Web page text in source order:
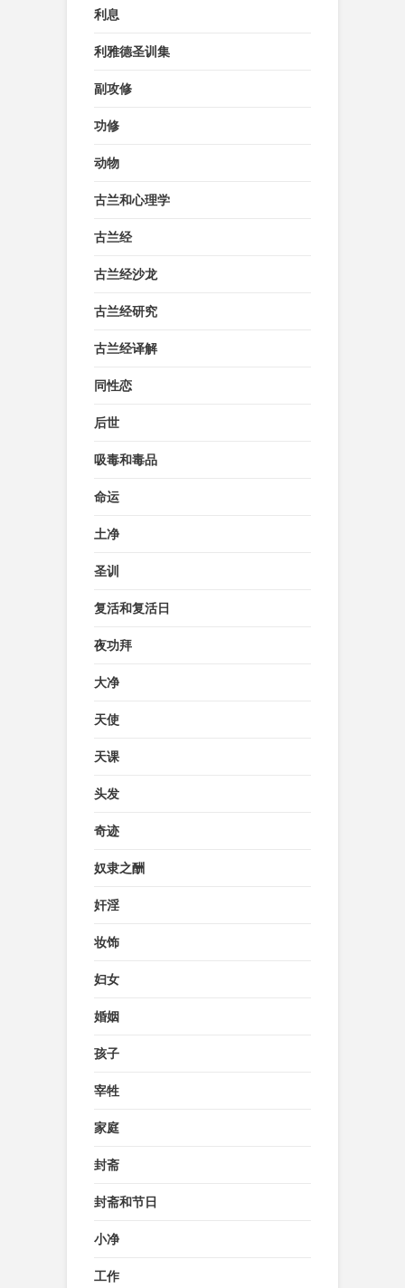
利息
利雅德圣训集
副攻修
功修
动物
古兰和心理学
古兰经
古兰经沙龙
古兰经研究
古兰经译解
同性恋
后世
吸毒和毒品
命运
土净
圣训
复活和复活日
夜功拜
大净
天使
天课
头发
奇迹
奴隶之酬
奸淫
妆饰
妇女
婚姻
孩子
宰牲
家庭
封斋
封斋和节日
小净
工作